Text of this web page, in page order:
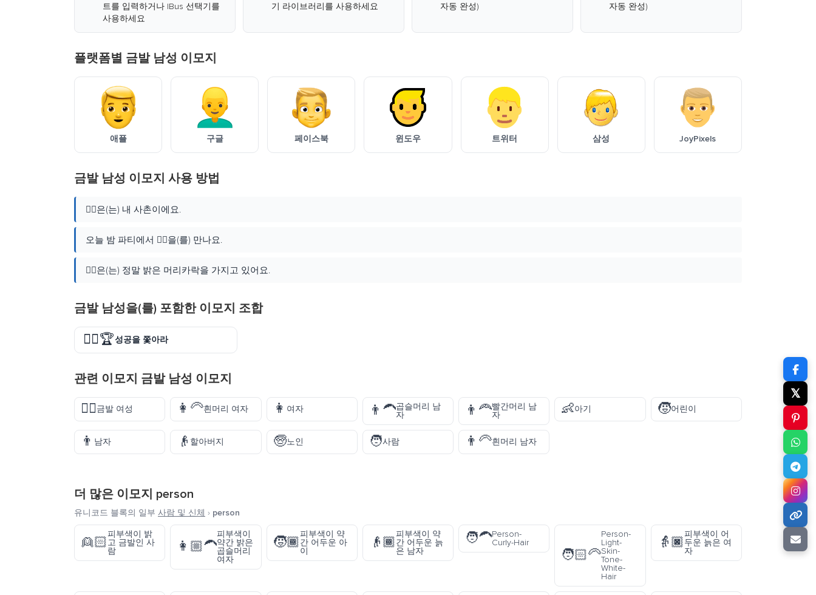
트를 입력하거나 IBus 선택기를
사용하세요
기 라이브러리를 사용하세요
자동 완성)
자동 완성)
플랫폼별 금발 남성 이모지
애플 구글 페이스북 윈도우 트위터 삼성 JoyPixels
금발 남성 이모지 사용 방법
👱‍♂️은(는) 내 사촌이에요.
오늘 밤 파티에서 👱‍♂️을(를) 만나요.
👱‍♂️은(는) 정말 밝은 머리카락을 가지고 있어요.
금발 남성을(를) 포함한 이모지 조합
🏃‍♂️🏆성공을 쫓아라
관련 이모지 금발 남성 이모지
👱‍♀️금발 여성 👩‍🦳흰머리 여자 👩 여자 👨‍🦱곱슬머리 남
자
👨‍🦰빨간머리 남
자
👶아기 🧒어린이
👨 남자 👴 할아버지 🧓노인 🧑사람 👨‍🦳흰머리 남자
더 많은 이모지 person
유니코드 블록의 일부 사람 및 신체 › person
👱🏻
피부색이 밝
고 금발인 사
람
👩🏼‍🦱
피부색이
약간 밝은
곱슬머리
여자
🧒🏾
피부색이 약
간 어두운 아
이
👴🏾
피부색이 약
간 어두운 늙
은 남자
🧑‍🦱Person-
Curly-Hair
🧑🏻‍🦳
Person-
Light-
Skin-
Tone-
White-
Hair
👵🏿
피부색이 어
두운 늙은 여
자
𝕏